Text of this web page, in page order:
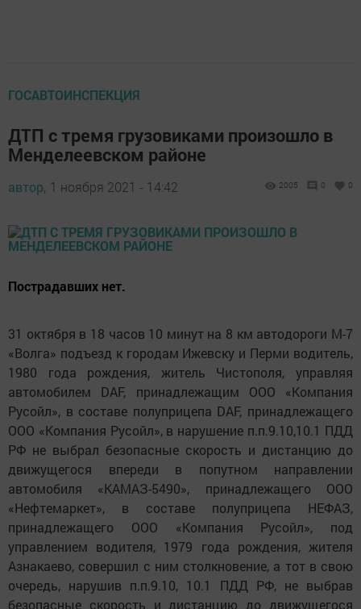
ГОСАВТОИНСПЕКЦИЯ
ДТП с тремя грузовиками произошло в
Менделеевском районе
автор, 1 ноября 2021 - 14:42 2005 0 0
Пострадавших нет.
31 октября в 18 часов 10 минут на 8 км автодороги М-7
«Волга» подъезд к городам Ижевску и Перми водитель,
1980 года рождения, житель Чистополя, управляя
автомобилем DAF, принадлежащим ООО «Компания
Русойл», в составе полуприцепа DAF, принадлежащего
ООО «Компания Русойл», в нарушение п.п.9.10,10.1 ПДД
РФ не выбрал безопасные скорость и дистанцию до
движущегося впереди в попутном направлении
автомобиля «КАМАЗ-5490», принадлежащего ООО
«Нефтемаркет», в составе полуприцепа НЕФАЗ,
принадлежащего ООО «Компания Русойл», под
управлением водителя, 1979 года рождения, жителя
Азнакаево, совершил с ним столкновение, а тот в свою
очередь, нарушив п.п.9.10, 10.1 ПДД РФ, не выбрав
безопасные скорость и дистанцию до движущегося